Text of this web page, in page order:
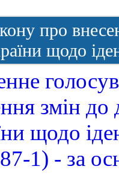
про
щодо
змін до
щодо
1) - за